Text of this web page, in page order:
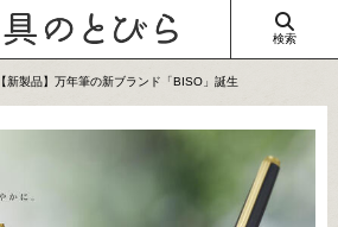
検索
【新製品】万年筆の新ブランド「BISO」誕生